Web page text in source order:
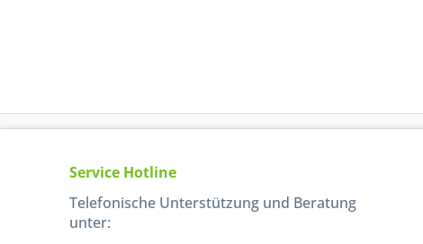
Service Hotline
Telefonische Unterstützung und Beratung
unter: